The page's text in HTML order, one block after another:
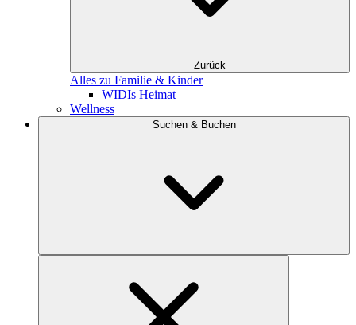
Zurück
Alles zu Familie & Kinder
WIDIs Heimat
Wellness
Suchen & Buchen